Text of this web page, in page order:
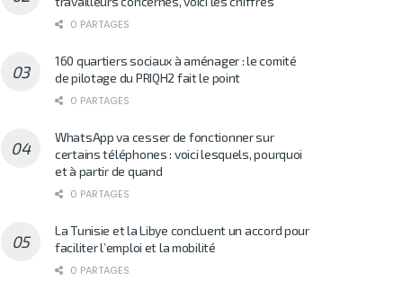
0 PARTAGES
160 quartiers sociaux à aménager : le comité
de pilotage du PRIQH2 fait le point
0 PARTAGES
WhatsApp va cesser de fonctionner sur
certains téléphones : voici lesquels, pourquoi
et à partir de quand
0 PARTAGES
La Tunisie et la Libye concluent un accord pour
faciliter l’emploi et la mobilité
0 PARTAGES